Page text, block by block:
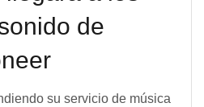
de
su servicio de música